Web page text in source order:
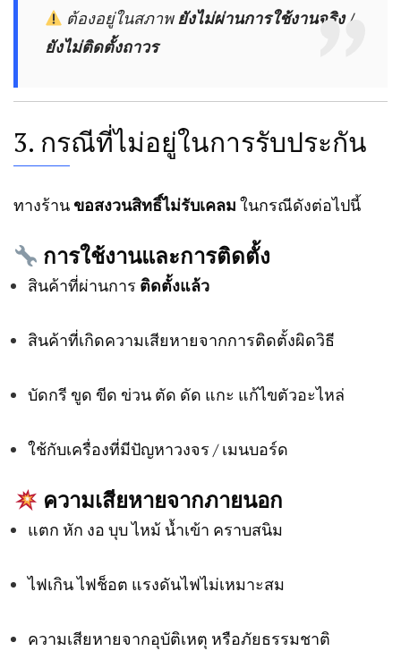
ต้องอยู่ในสภาพยังไม่ผ่านการใช้งานจริง /
ยังไม่ติดตั้งถาวร
3. กรณีที่ไม่อยู่ในการรับประกัน
ทางร้านขอสงวนสิทธิ์ไม่รับเคลม ในกรณีดังต่อไปนี้
การใช้งานและการติดตั้ง
สินค้าที่ผ่านการ ติดตั้งแล้ว
สินค้าที่เกิดความเสียหายจากการติดตั้งผิดวิธี
บัดกรี ขูด ขีด ข่วน ตัด ดัด แกะ แก้ไขตัวอะไหล่
ใช้กับเครื่องที่มีปัญหาวงจร / เมนบอร์ด
ความเสียหายจากภายนอก
แตก หัก งอ บุบ ไหม้ น้ำเข้า คราบสนิม
ไฟเกิน ไฟช็อต แรงดันไฟไม่เหมาะสม
ความเสียหายจากอุบัติเหตุ หรือภัยธรรมชาติ